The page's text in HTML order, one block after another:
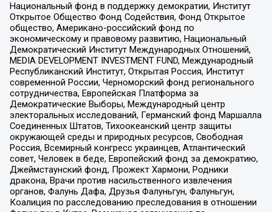
Национальный фонд в поддержку демократии, Институт
Открытое Общество Фонд Содействия, Фонд Открытое
общество, Американо-российский фонд по
экономическому и правовому развитию, Национальный
Демократический Институт Международных Отношений,
MEDIA DEVELOPMENT INVESTMENT FUND, Международный
Республиканский Институт, Открытая Россия, Институт
современной России, Черноморский фонд регионального
сотрудничества, Европейская Платформа за
Демократические Выборы, Международный центр
электоральных исследований, Германский фонд Маршалла
Соединенных Штатов, Тихоокеанский центр защиты
окружающей среды и природных ресурсов, Свободная
Россия, Всемирный конгресс украинцев, Атлантический
совет, Человек в беде, Европейский фонд за демократию,
Джеймстаунский фонд, Прожект Хармони, Родники
дракона, Врачи против насильственного извлечения
органов, Фалунь Дафа, Друзья Фалуньгун, Фалуньгун,
Коалиция по расследованию преследования в отношении